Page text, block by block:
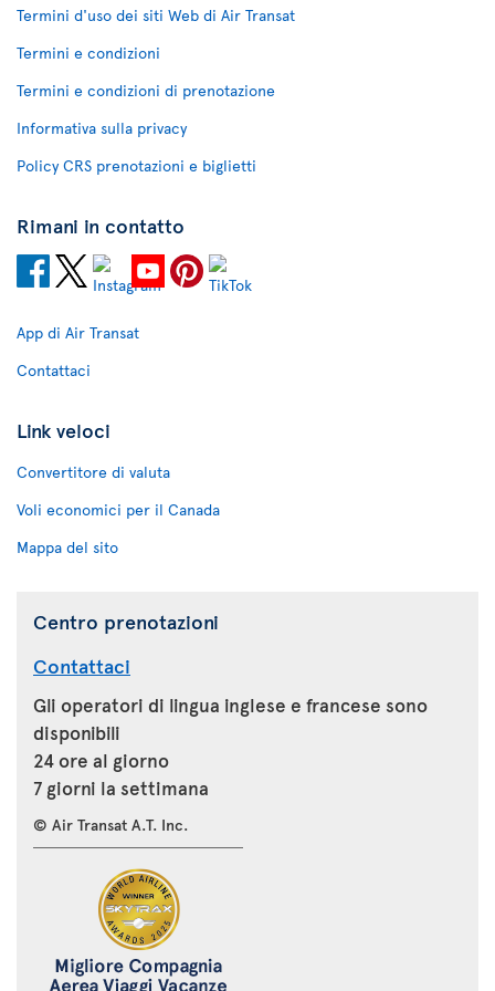
Termini d'uso dei siti Web di Air Transat
Termini e condizioni
Termini e condizioni di prenotazione
Informativa sulla privacy
Policy CRS prenotazioni e biglietti
Rimani in contatto
App di Air Transat
Contattaci
Link veloci
Convertitore di valuta
Voli economici per il Canada
Mappa del sito
Centro prenotazioni
Contattaci
Gli operatori di lingua inglese e francese sono
disponibili
24 ore al giorno
7 giorni la settimana
© Air Transat A.T. Inc.